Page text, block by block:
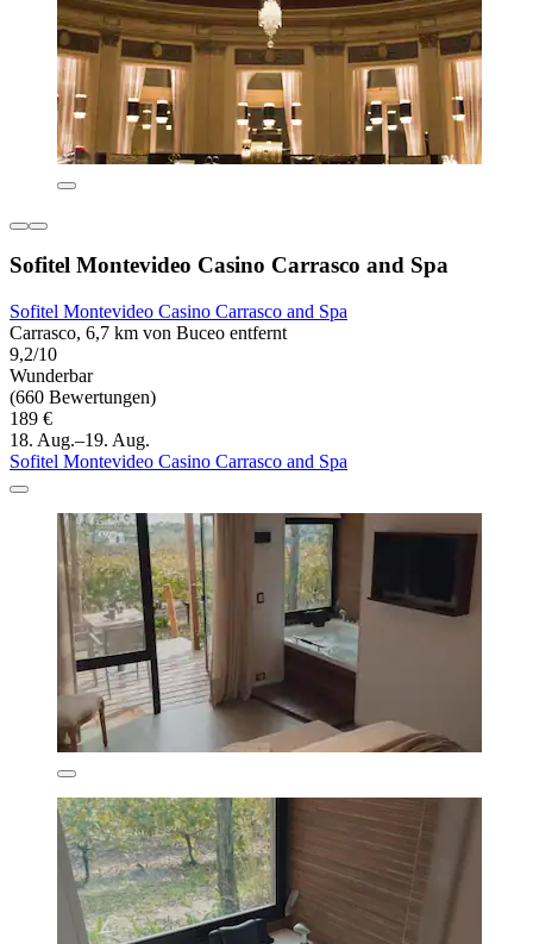
Sofitel Montevideo Casino Carrasco and Spa
Sofitel Montevideo Casino Carrasco and Spa
Carrasco, 6,7 km von Buceo entfernt
9,2/10
Wunderbar
(660 Bewertungen)
189 €
18. Aug.–19. Aug.
Sofitel Montevideo Casino Carrasco and Spa